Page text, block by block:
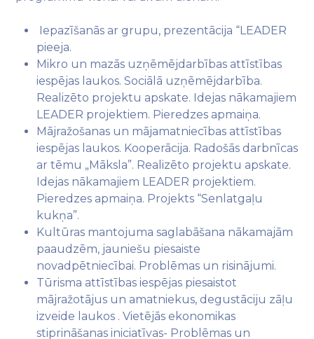
Iepazīšanās ar grupu, prezentācija “LEADER
pieeja.
Mikro un mazās uzņēmējdarbības attīstības
iespējas laukos. Sociālā uzņēmējdarbība.
Realizēto projektu apskate. Idejas nākamajiem
LEADER projektiem. Pieredzes apmaiņa.
Mājražošanas un mājamatniecības attīstības
iespējas laukos. Kooperācija. Radošās darbnīcas
ar tēmu „Māksla”. Realizēto projektu apskate.
Idejas nākamajiem LEADER projektiem.
Pieredzes apmaiņa. Projekts “Senlatgaļu
kukņa”.
Kultūras mantojuma saglabāšana nākamajām
paaudzēm, jauniešu piesaiste
novadpētniecībai. Problēmas un risinājumi.
Tūrisma attīstības iespējas piesaistot
mājražotājus un amatniekus, degustāciju zāļu
izveide laukos . Vietējās ekonomikas
stiprināšanas iniciatīvas- Problēmas un